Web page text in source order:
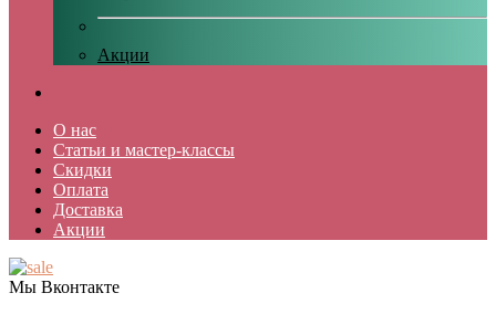
Акции
О нас
Статьи и мастер-классы
Скидки
Оплата
Доставка
Акции
Мы Вконтакте